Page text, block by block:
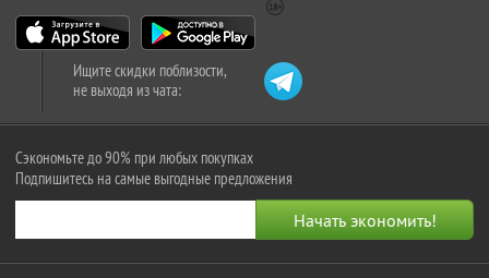
Ищите скидки поблизости,
не выходя из чата:
Сэкономьте до 90% при любых покупках
Подпишитесь на самые выгодные предложения